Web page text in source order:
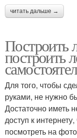
читать дальше →
Построить
построить
Для того, чтобы
руками, не нужно
Достаточно иметь
доступ к
посмотреть на